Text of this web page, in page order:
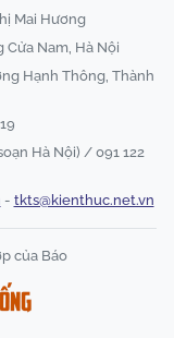
Mai Hương
Cửa Nam, Hà Nội
Hạnh Thông, Thành
Hà Nội) / 091 122
- tkts@kienthuc.net.vn
của Báo